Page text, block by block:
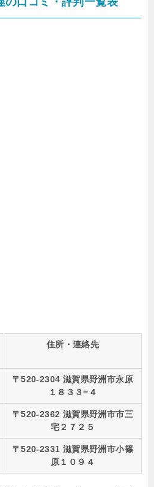
住所・連絡先
〒520-2304 滋賀県野洲市永原
１８３３−４
〒520-2362 滋賀県野洲市市三
宅２７２５
〒520-2331 滋賀県野洲市小篠
原１０９４